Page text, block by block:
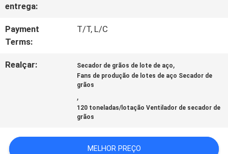
QUALIDADE
CONTACTE-
NOS
entrega:
Payment
Terms:
T/T, L/C
Realçar: Secador de grãos de lote de aço,
Fans de produção de lotes de aço Secador de
grãos
,
120 toneladas/lotação Ventilador de secador de
grãos
MELHOR PREÇO